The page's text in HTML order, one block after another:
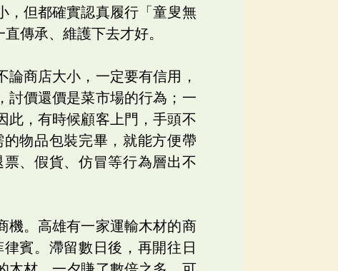
，但都確實認真履行「童叟無
傳承、維護下去才好。
商店大小，一定要有信用，
討價還價是菜市場的行為；一
此，有時候顧客上門，手頭不
物品包裝完畢，就能方便帶
、假貨、仿冒等行為層出不
機。高雄有一家運輸木材的商
賓。滯留數日後，再開往日